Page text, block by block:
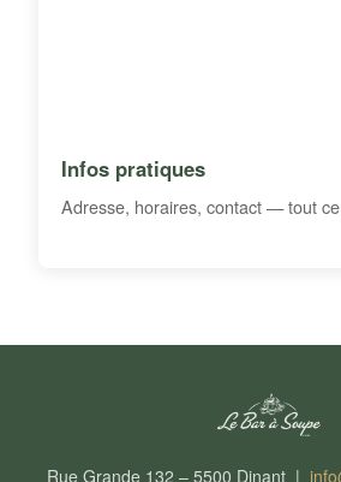
Infos pratiques
Adresse, horaires, contact — tout
Rue Grande 132 – 5500 Dinant |